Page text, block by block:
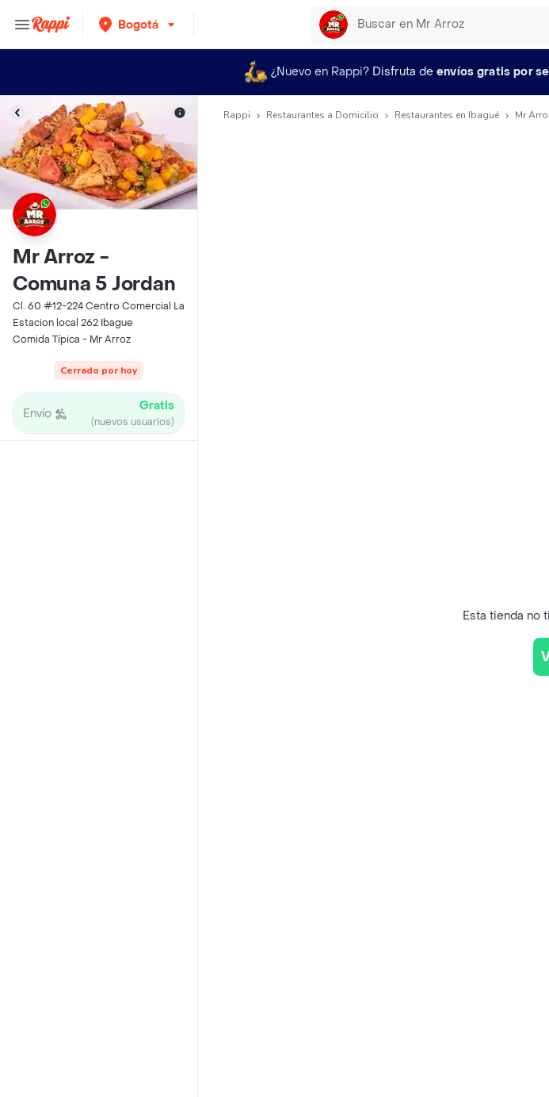
Bogotá
¿Nuevo en Rappi? Disfruta de envíos gratis por
Mr Arroz -
Comuna 5 Jordan
Cl. 60 #12-224 Centro Comercial La
Estacion local 262 Ibague
Comida Típica - Mr Arroz
Cerrado por hoy
Envío Gratis
(nuevos usuarios)
Rappi Restaurantes a Domicilio Restaurantes en Ibagué Mr
Esta tienda no